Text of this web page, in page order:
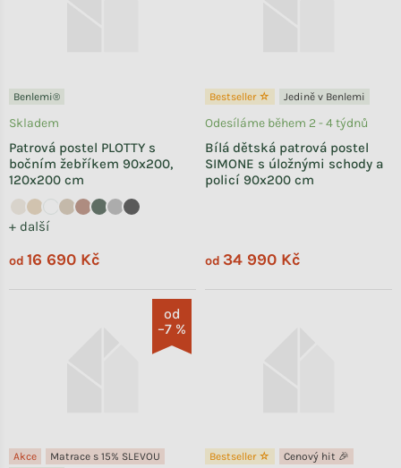
Benlemi®
Patrová postel PLOTTY s
bočním žebříkem 90x200,
120x200 cm
+ další
Skladem
od 16 690 Kč
Bestseller ☆ Jedině v Benlemi
Bílá dětská patrová postel
SIMONE s úložnými schody a
policí 90x200 cm
Odesíláme během 2 - 4 týdnů
od 34 990 Kč
od
–7 %
Akce
Matrace s 15% SLEVOU
Bestseller ☆ Cenový hit 🎉